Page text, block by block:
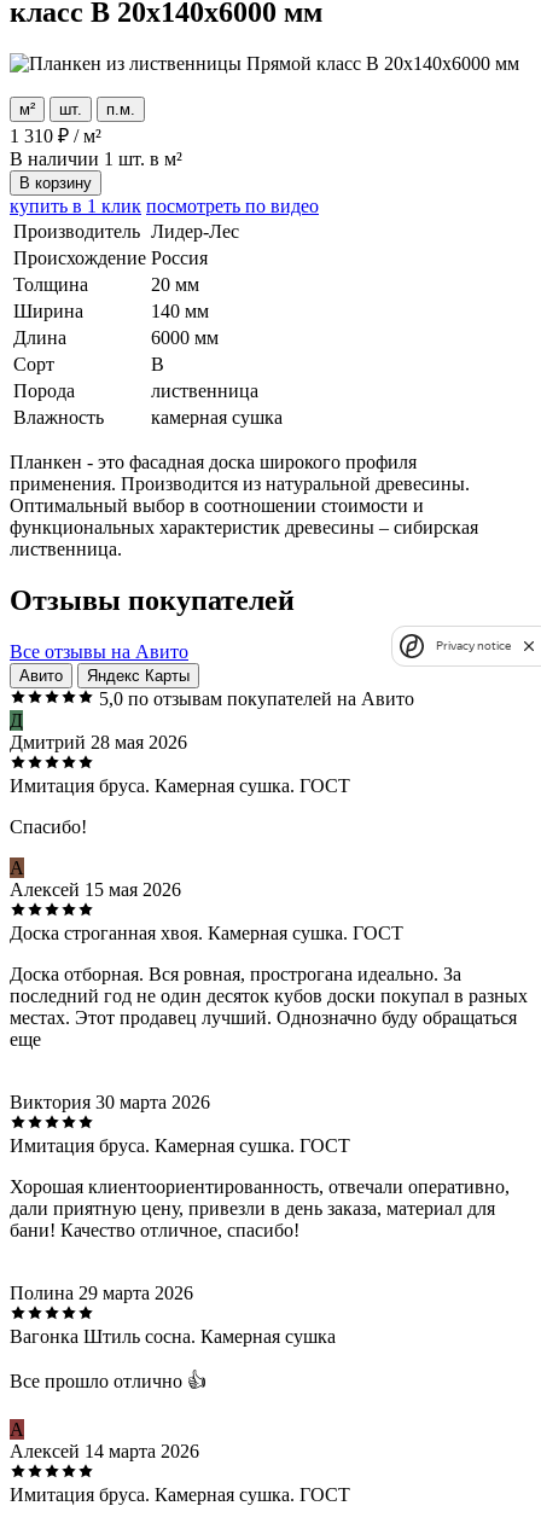
класс В 20x140x6000 мм
м² шт. п.м.
1 310 ₽ /м²
В наличии 1 шт. в м²
В корзину
купить в 1 клик посмотреть по видео
Производитель Лидер-Лес
Происхождение Россия
Толщина
20 мм
Ширина
140 мм
Длина
6000 мм
Сорт
В
Порода
лиственница
Влажность
камерная сушка
Планкен - это фасадная доска широкого профиля
применения. Производится из натуральной древесины.
Оптимальный выбор в соотношении стоимости и
функциональных характеристик древесины – сибирская
лиственница.
Отзывы покупателей
Все отзывы на Авито
Авито Яндекс Карты
5,0 по отзывам покупателей на Авито
Д
Дмитрий 28 мая 2026
Имитация бруса. Камерная сушка. ГОСТ
Спасибо!
А
Алексей 15 мая 2026
Доска строганная хвоя. Камерная сушка. ГОСТ
Доска отборная. Вся ровная, прострогана идеально. За
последний год не один десяток кубов доски покупал в разных
местах. Этот продавец лучший. Однозначно буду обращаться
еще
Виктория 30 марта 2026
Имитация бруса. Камерная сушка. ГОСТ
Хорошая клиентоориентированность, отвечали оперативно,
дали приятную цену, привезли в день заказа, материал для
бани! Качество отличное, спасибо!
Полина 29 марта 2026
Вагонка Штиль сосна. Камерная сушка
Все прошло отлично 👍
А
Алексей 14 марта 2026
Имитация бруса. Камерная сушка. ГОСТ
Privacy notice